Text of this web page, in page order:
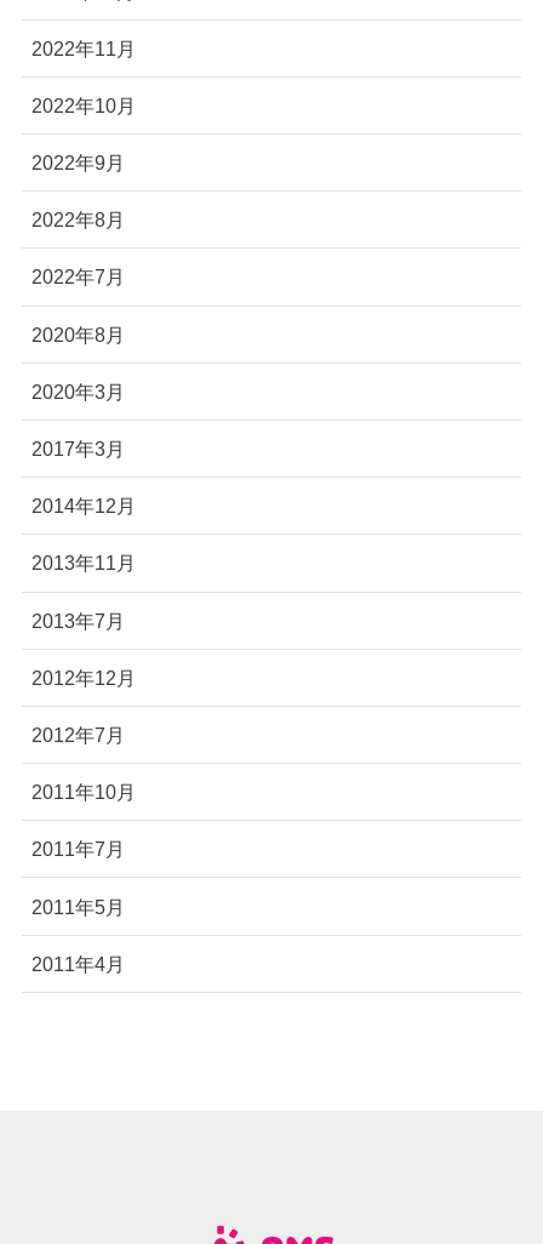
2022年11月
2022年10月
2022年9月
2022年8月
2022年7月
2020年8月
2020年3月
2017年3月
2014年12月
2013年11月
2013年7月
2012年12月
2012年7月
2011年10月
2011年7月
2011年5月
2011年4月